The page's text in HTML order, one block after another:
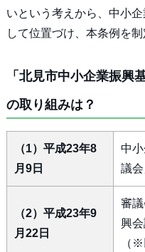
いという考えから、中小
して位置づけ、本条例を制
「北見市中小企業振興
の取り組みは？
（1）平成23年8
月9日
中
議
（2）平成23年9
月22日
審
興
（